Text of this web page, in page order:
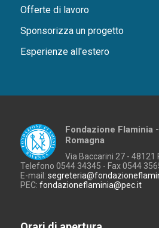
Offerte di lavoro
Sponsorizza un progetto
Esperienze all'estero
Fondazione Flaminia
Romagna
Via Baccarini 27 - 48121
Telefono 0544 34345 - Fax 0544
E-mail:
PEC:fondazioneflaminia@pec.it